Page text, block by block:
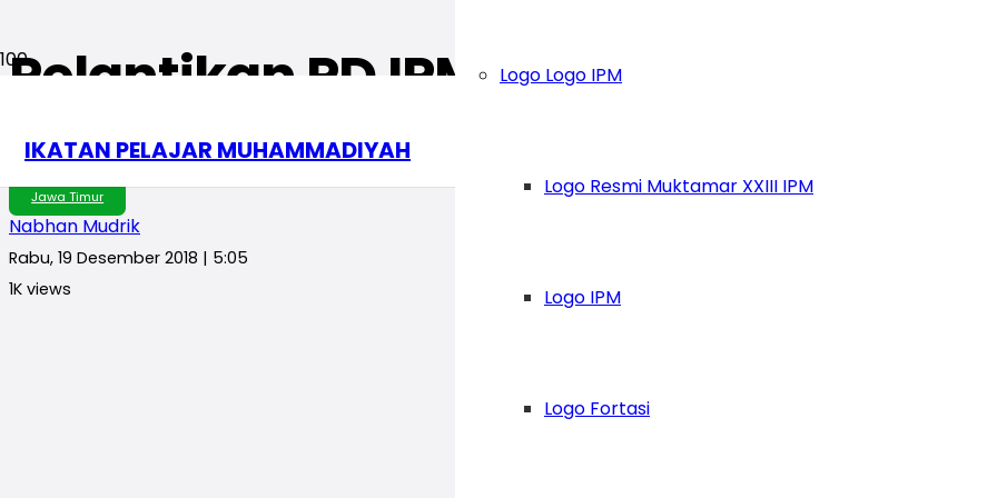
IKATAN PELAJAR MUHAMMADIYAH
Logo Logo IPM
Logo Resmi Muktamar XXIII IPM
Logo IPM
Logo Fortasi
Pelantikan PD IPM Bangkalan
Qurani Sebagai Corak Pergerakan
Jawa Timur
Nabhan Mudrik
Rabu, 19 Desember 2018 | 5:05
1K views